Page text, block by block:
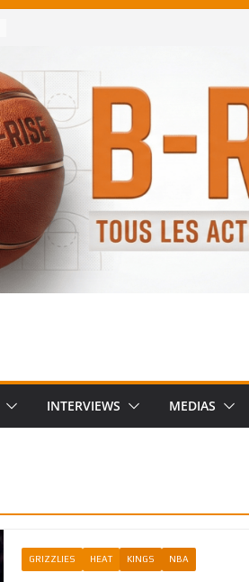
INTERVIEWS MEDIAS
GRIZZLIES HEAT KINGS NBA